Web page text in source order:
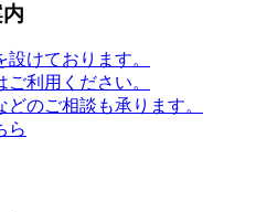
けております。
利用ください。
のご相談も承ります。
ら